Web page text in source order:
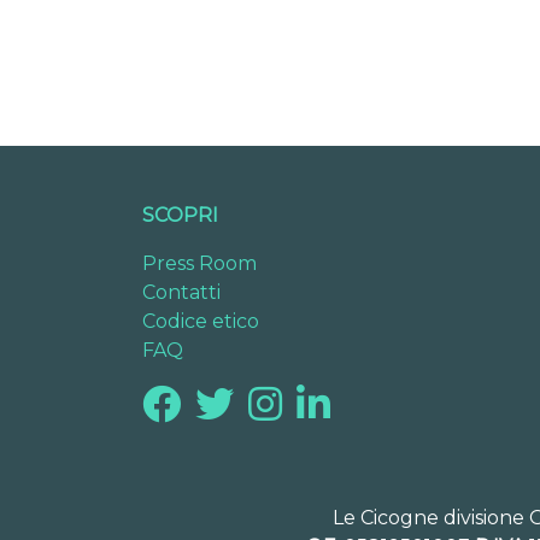
SCOPRI
Press Room
Contatti
Codice etico
FAQ
Le Cicogne divisione